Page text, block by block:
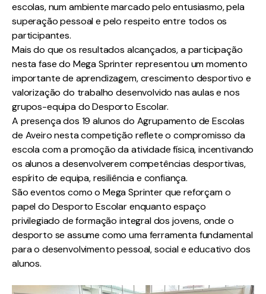
escolas, num ambiente marcado pelo entusiasmo, pela
superação pessoal e pelo respeito entre todos os
participantes.
Mais do que os resultados alcançados, a participação
nesta fase do Mega Sprinter representou um momento
importante de aprendizagem, crescimento desportivo e
valorização do trabalho desenvolvido nas aulas e nos
grupos-equipa do Desporto Escolar.
A presença dos 19 alunos do Agrupamento de Escolas
de Aveiro nesta competição reflete o compromisso da
escola com a promoção da atividade física, incentivando
os alunos a desenvolverem competências desportivas,
espírito de equipa, resiliência e confiança.
São eventos como o Mega Sprinter que reforçam o
papel do Desporto Escolar enquanto espaço
privilegiado de formação integral dos jovens, onde o
desporto se assume como uma ferramenta fundamental
para o desenvolvimento pessoal, social e educativo dos
alunos.